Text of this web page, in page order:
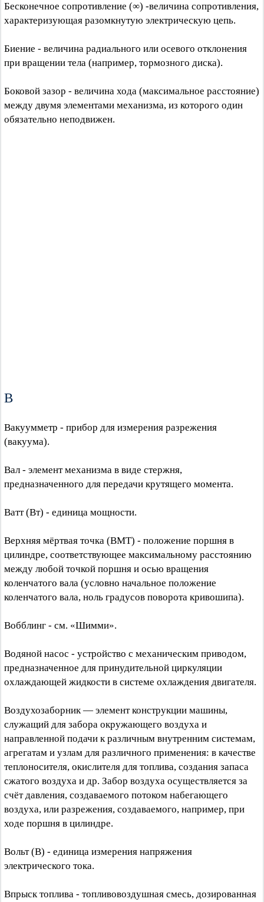
Бесконечное сопротивление (∞) -величина сопротивления,
характеризующая разомкнутую электрическую цепь.
Биение - величина радиального или осевого отклонения
при вращении тела (например, тормозного диска).
Боковой зазор - величина хода (максимальное расстояние)
между двумя элементами механизма, из которого один
обязательно неподвижен.
В
Вакуумметр - прибор для измерения разрежения
(вакуума).
Вал - элемент механизма в виде стержня,
предназначенного для передачи крутящего момента.
Ватт (Вт) - единица мощности.
Верхняя мёртвая точка (ВМТ) - положение поршня в
цилиндре, соответствующее максимальному расстоянию
между любой точкой поршня и осью вращения
коленчатого вала (условно начальное положение
коленчатого вала, ноль градусов поворота кривошипа).
Вобблинг - см. «Шимми».
Водяной насос - устройство с механическим приводом,
предназначенное для принудительной циркуляции
охлаждающей жидкости в системе охлаждения двигателя.
Воздухозаборник — элемент конструкции машины,
служащий для забора окружающего воздуха и
направленной подачи к различным внутренним системам,
агрегатам и узлам для различного применения: в качестве
теплоносителя, окислителя для топлива, создания запаса
сжатого воздуха и др. Забор воздуха осуществляется за
счёт давления, создаваемого потоком набегающего
воздуха, или разрежения, создаваемого, например, при
ходе поршня в цилиндре.
Вольт (В) - единица измерения напряжения
электрического тока.
Впрыск топлива - топливовоздушная смесь, дозированная